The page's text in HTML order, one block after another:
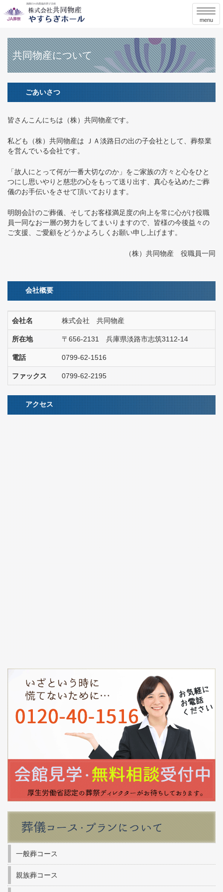
menu
共同物産について
ごあいさつ
皆さんこんにちは（株）共同物産です。
私ども（株）共同物産は ＪＡ淡路日の出の子会社として、葬祭業
を営んでいる会社です。
「故人にとって何が一番大切なのか」をご家族の方々と心をひと
つにし思いやりと慈悲の心をもって送り出す、真心を込めたご葬
儀のお手伝いをさせて頂いております。
明朗会計のご葬儀、そしてお客様満足度の向上を常に心がけ役職
員一同なお一層の努力をしてまいりますので、皆様の今後益々の
ご支援、ご愛顧をどうかよろしくお願い申し上げます。
（株）共同物産 役職員一同
会社概要
会社名 株式会社 共同物産
所在地 〒656-2131 兵庫県淡路市志筑3112-14
電話 0799-62-1516
ファックス 0799-62-2195
アクセス
一般葬コース
親族葬コース